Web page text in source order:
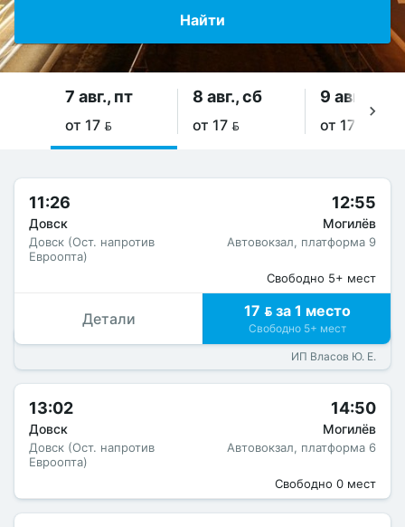
Найти
7 авг., пт
от 17 
8 авг., сб
от 17 
9 авг., вс
от 17 
11:26
Довск
Довск (Ост. напротив
Евроопта)
12:55
Могилёв
Автовокзал, платформа 9
Свободно 5+ мест
Детали 17  за 1 место
Свободно 5+ мест
ИП Власов Ю. Е.
13:02
Довск
Довск (Ост. напротив
Евроопта)
14:50
Могилёв
Автовокзал, платформа 6
Свободно 0 мест